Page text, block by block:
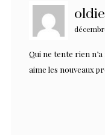
oldie
Qui ne tente rien
aime les nouveaux